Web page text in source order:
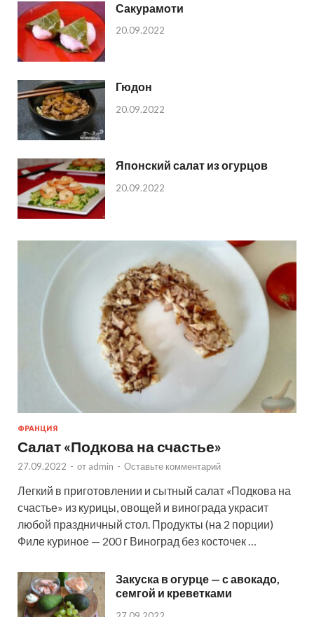
Сакурамоти
20.09.2022
Гюдон
20.09.2022
Японский салат из огурцов
20.09.2022
ФРАНЦИЯ
Салат «Подкова на счастье»
27.09.2022 - от admin - Оставьте комментарий
Легкий в приготовлении и сытный салат «Подкова на
счастье» из курицы, овощей и винограда украсит
любой праздничный стол. Продукты (на 2 порции)
Филе куриное — 200 г Виноград без косточек …
Закуска в огурце — с авокадо,
семгой и креветками